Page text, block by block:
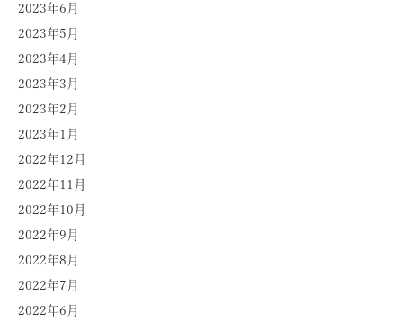
2023年6月
2023年5月
2023年4月
2023年3月
2023年2月
2023年1月
2022年12月
2022年11月
2022年10月
2022年9月
2022年8月
2022年7月
2022年6月